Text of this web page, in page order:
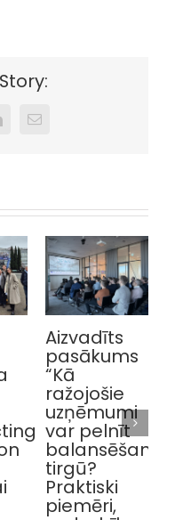
Email
Aicinām
piedalīties
vebinārā
par
Ilgtspējīgām
izejvielām
1 marts, 2026